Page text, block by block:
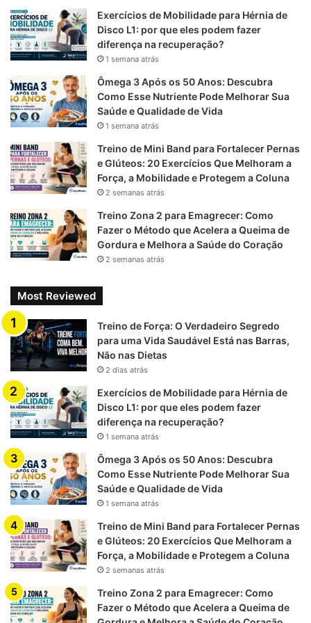
1 cenoura picada
1 abobrinha pequena picada
1 cebola média
1 litro de água
Sal e pimenta a gosto
Salsinha para finalizar
Benefícios:Rico em proteínas magras que auxiliam na
construção muscular, perfeito para quem faz treinos
intensos.
5. Caldo Detox de Beterraba com
Maçã
Ingredientes:
1 beterraba média
1 maçã verde
1 pedaço pequeno de gengibre
1 litro de água
Suco de 1 limão
Sal e pimenta-do-reino a gosto
Benefícios:A beterraba melhora a circulação e a
desintoxicação do organismo, enquanto a maçã traz fibras
e sabor adocicado natural.
Como preparar seus caldos de
forma rápida e prática?
Use sempre ingredientes frescos e orgânicos, se
Exercícios de Mobilidade para Hérnia de
Disco L1: por que eles podem fazer
diferença na recuperação?
1 semana atrás
Ômega 3 Após os 50 Anos: Descubra
Como Esse Nutriente Pode Melhorar Sua
Saúde e Qualidade de Vida
1 semana atrás
Treino de Mini Band para Fortalecer Pernas
e Glúteos: 20 Exercícios Que Melhoram a
Força, a Mobilidade e Protegem a Coluna
2 semanas atrás
Treino Zona 2 para Emagrecer: Como
Fazer o Método que Acelera a Queima de
Gordura e Melhora a Saúde do Coração
2 semanas atrás
Most Reviewed
Treino de Força: O Verdadeiro Segredo
para uma Vida Saudável Está nas Barras,
Não nas Dietas
2 dias atrás
Exercícios de Mobilidade para Hérnia de
Disco L1: por que eles podem fazer
diferença na recuperação?
1 semana atrás
Ômega 3 Após os 50 Anos: Descubra
Como Esse Nutriente Pode Melhorar Sua
Saúde e Qualidade de Vida
1 semana atrás
Treino de Mini Band para Fortalecer Pernas
e Glúteos: 20 Exercícios Que Melhoram a
Força, a Mobilidade e Protegem a Coluna
2 semanas atrás
Treino Zona 2 para Emagrecer: Como
Fazer o Método que Acelera a Queima de